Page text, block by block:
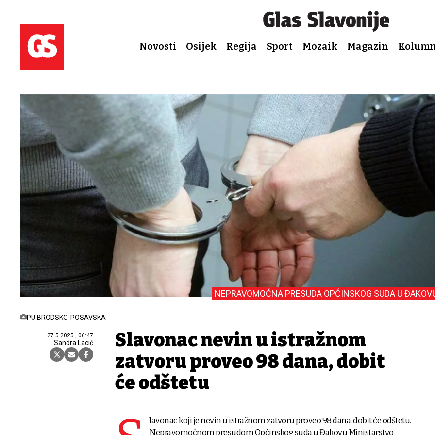
Novosti Osijek Regija Sport Mozaik Magazin
PU BRODSKO-POSAVSKA
27.5.2025., 06:47
Sandra Lacić
NEPRAVOMOĆNA PRESUDA OPĆINSKOG SUDA U
Slavonac nevin u istražnom
zatvoru proveo 98 dana, dobit
će odštetu
lavonac koji je nevin u istražnom zatvoru proveo 98 dana, dobit će odštetu.
Nepravomoćnom presudom Općinskog suda u Đakovu Ministarstvo